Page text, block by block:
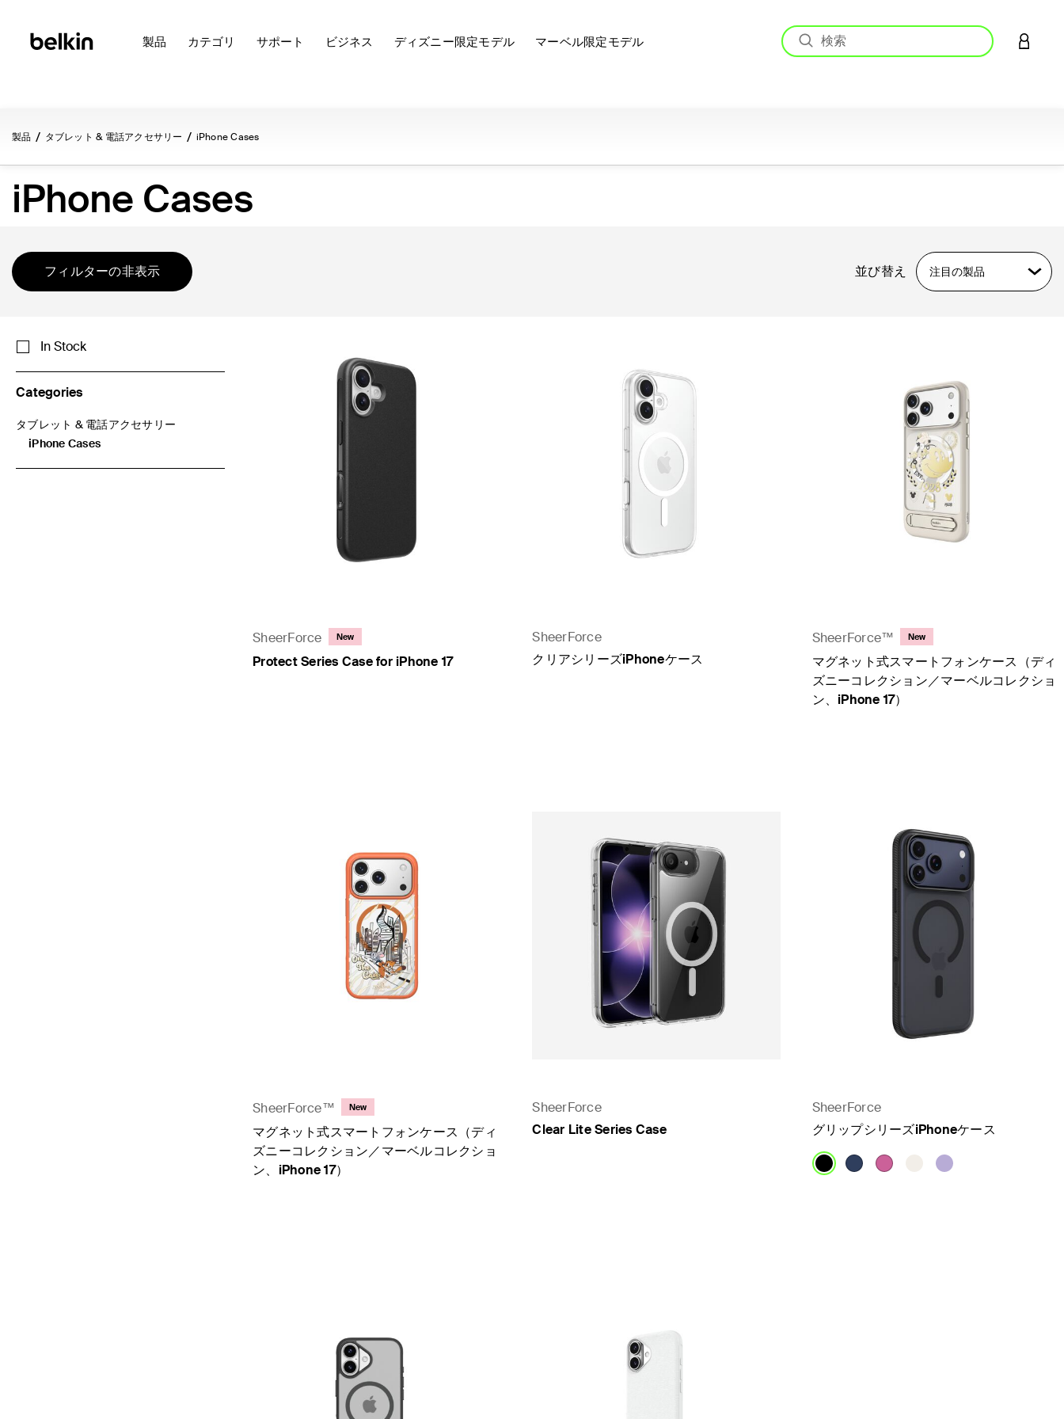
製品 カテゴリ サポート ビジネス ディズニー限定モデル マーベル限定モデル アカウ
製品 タブレット & 電話アクセサリー iPhone Cases
iPhone Cases
フィルターの非表示 並び替え 注目の製品
In Stock
Categories
タブレット & 電話アクセサリー
Categoriesで絞り込み: タブレット & 電話アクセサリー
iPhone Cases
選択済み 現在Categoriesで絞り込み中: iPhone Cases
SheerForce New
Protect Series Case for iPhone 17
SheerForce
クリアシリーズiPhoneケース
SheerForce™ New
マグネット式スマートフォンケース（ディ
ズニーコレクション／マーベルコレクショ
ン、iPhone 17）
SheerForce™ New
マグネット式スマートフォンケース（ディ
ズニーコレクション／マーベルコレクショ
ン、iPhone 17）
SheerForce
Clear Lite Series Case
SheerForce
グリップシリーズiPhoneケース